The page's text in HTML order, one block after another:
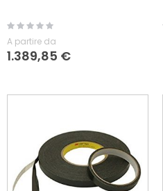
Rating:
0%
A partire da
1.389,85 €